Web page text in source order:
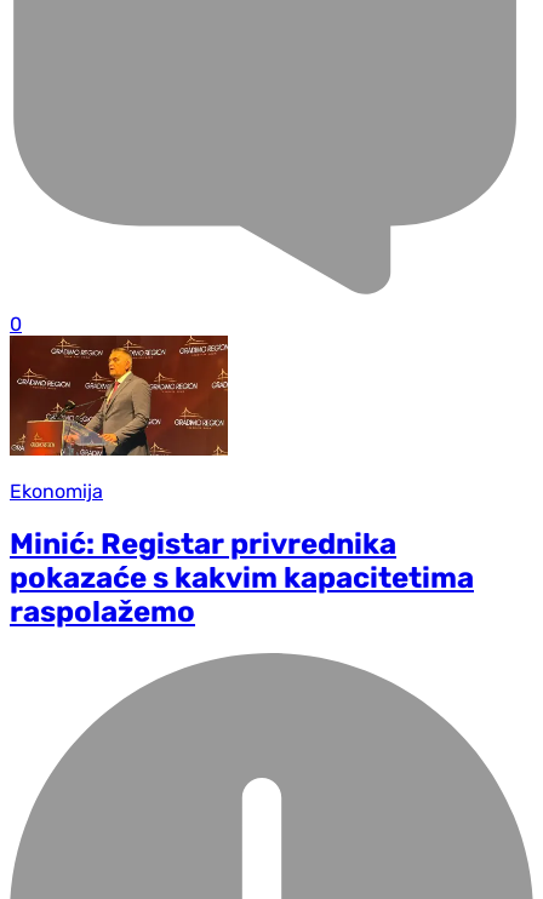
0
Ekonomija
Minić: Registar privrednika
pokazaće s kakvim kapacitetima
raspolažemo